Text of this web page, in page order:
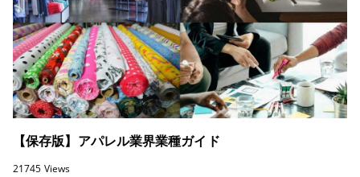
【保存版】アパレル業界業種ガイド
21745 Views